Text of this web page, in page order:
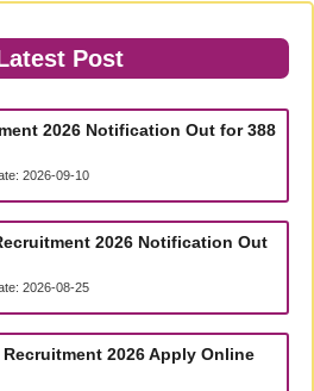
Post
2026 Notification Out for 388
2026-09-10
2026 Notification Out
2026-08-25
2026 Apply Online